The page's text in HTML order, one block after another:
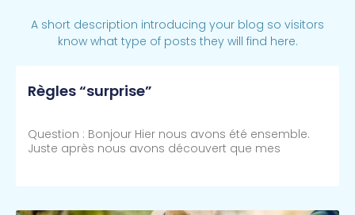
A short description introducing your blog so visitors
know what type of posts they will find here.
Règles “surprise”
Question : Bonjour Hier nous avons été ensemble.
Juste après nous avons découvert que mes